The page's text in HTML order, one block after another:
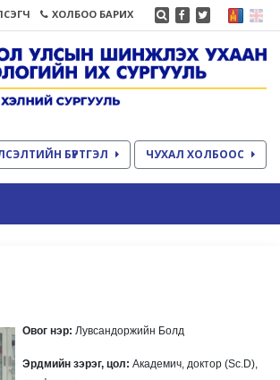
ХОЛБОО БАРИХ
БҮРТГЭЛ ЧУХАЛ ХОЛБООС
Овог нэр: Лувсандоржийн Болд
Эрдмийн зэрэг, цол: Академич, доктор (Sc.D),